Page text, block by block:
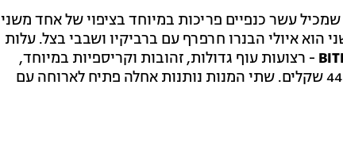
עשר כנפיים פריכות במיוחד בציפוי של אחד משני
הוא איולי הבנרו חרפרף עם ברביקיו ושבבי בצל. עלות
- רצועות עוף גדולות, זהובות וקריספיות במיוחד,
המוגשות לצד שני רטבים לבחירה. עלות המנה היא 44 שקלים. שתי המנות נותנות אחלה פתיח לארוחה עם